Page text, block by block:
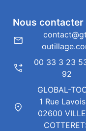
Nous contacter
00 33 3 23
92
GLOBAL-
1 Rue
02600